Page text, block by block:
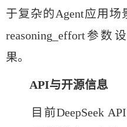
于复杂的Agent应用
reasoning_effort参数
果。
API与开源信息
目前DeepSeek API